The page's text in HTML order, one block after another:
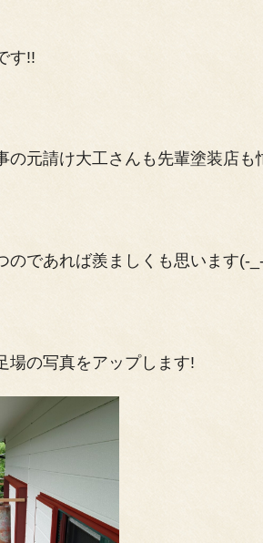
す!!
の元請け大工さんも先輩塗装店も
のであれば羨ましくも思います(-
場の写真をアップします!